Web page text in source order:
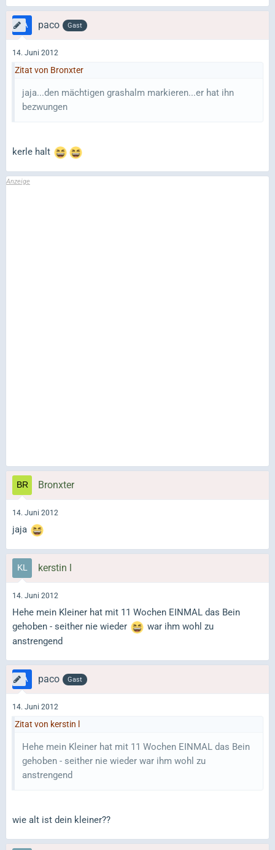
paco Gast
14. Juni 2012
Zitat von Bronxter
jaja...den mächtigen grashalm markieren...er hat ihn
bezwungen
kerle halt
Bronxter
14. Juni 2012
jaja
kerstin l
14. Juni 2012
Hehe mein Kleiner hat mit 11 Wochen EINMAL das Bein
gehoben - seither nie wieder
war ihm wohl zu
anstrengend
paco Gast
14. Juni 2012
Zitat von kerstin l
Hehe mein Kleiner hat mit 11 Wochen EINMAL das Bein
gehoben - seither nie wieder war ihm wohl zu
anstrengend
wie alt ist dein kleiner??